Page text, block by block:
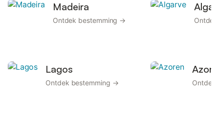
Madeira
Ontdek bestemming →
Lagos
Ontdek bestemming → Ontdek